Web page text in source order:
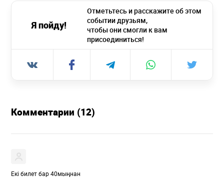
Я пойду!
Отметьтесь и расскажите об этом
событии друзьям,
чтобы они смогли к вам
присоединиться!
Комментарии (12)
Екі билет бар 40мыңнан